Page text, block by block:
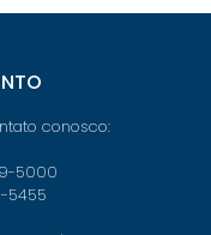
conosco:
5000
5455